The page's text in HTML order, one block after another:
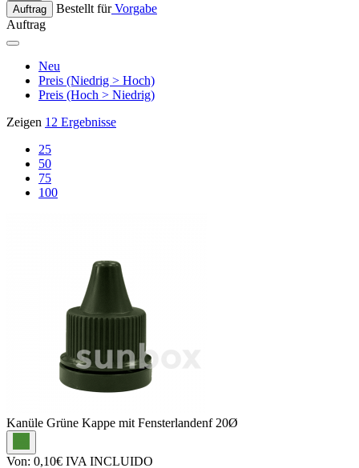
Auftrag
Bestellt fürVorgabe
Auftrag
Neu
Preis (Niedrig > Hoch)
Preis (Hoch > Niedrig)
Zeigen 12 Ergebnisse
25
50
75
100
Kanüle Grüne Kappe mit Fensterlandenf 20Ø
Von: 0,10€ IVA INCLUIDO